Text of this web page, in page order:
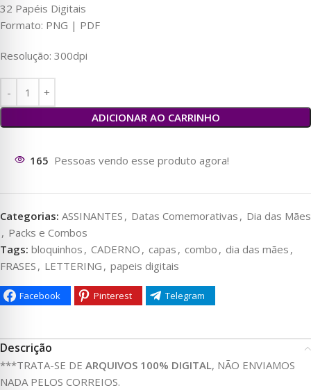
32 Papéis Digitais
Formato: PNG | PDF
Resolução: 300dpi
ADICIONAR AO CARRINHO
161 Pessoas vendo esse produto agora!
Categorias: ASSINANTES , Datas Comemorativas , Dia das Mães
, Packs e Combos
Tags: bloquinhos , CADERNO , capas , combo , dia das mães ,
FRASES , LETTERING , papeis digitais
Facebook Pinterest Telegram
Descrição
***TRATA-SE DE ARQUIVOS 100% DIGITAL, NÃO ENVIAMOS
NADA PELOS CORREIOS.